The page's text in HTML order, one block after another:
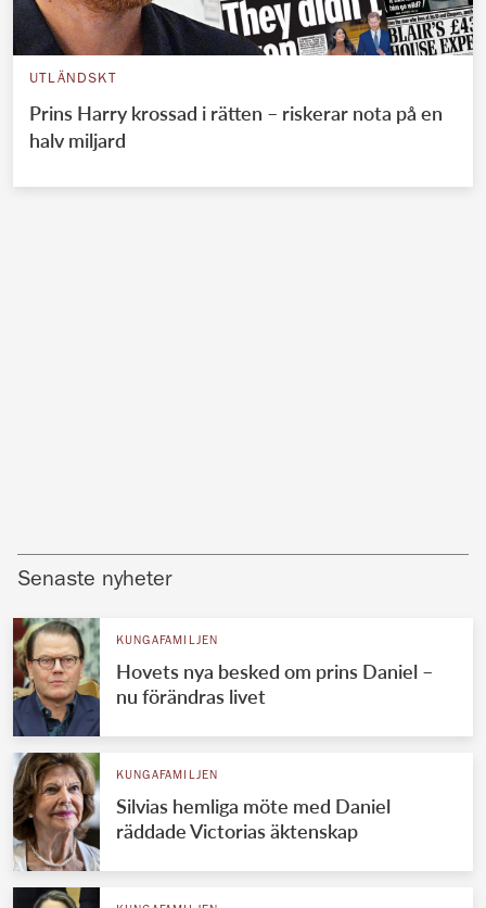
UTLÄNDSKT
Prins Harry krossad i rätten – riskerar nota på en
halv miljard
Senaste nyheter
KUNGAFAMILJEN
Hovets nya besked om prins Daniel –
nu förändras livet
KUNGAFAMILJEN
Silvias hemliga möte med Daniel
räddade Victorias äktenskap